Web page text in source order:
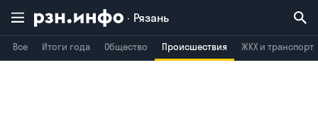
Рязань
Все Итоги года Общество Происшествия ЖКХ и транспорт
Воронеж Брянск